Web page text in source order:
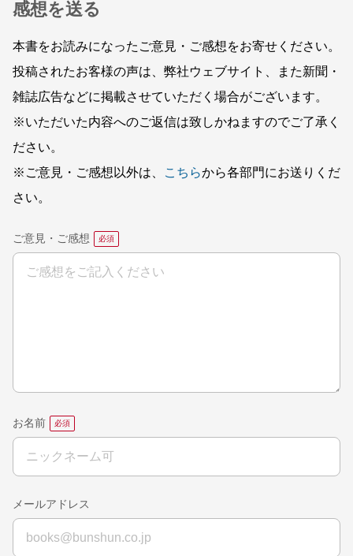
感想を送る
本書をお読みになったご意見・ご感想をお寄せください。
投稿されたお客様の声は、弊社ウェブサイト、また新聞・
雑誌広告などに掲載させていただく場合がございます。
※いただいた内容へのご返信は致しかねますのでご了承く
ださい。
※ご意見・ご感想以外は、
こちらから各部門にお送りくだ
さい。
ご意見・ご感想
お名前
メールアドレス